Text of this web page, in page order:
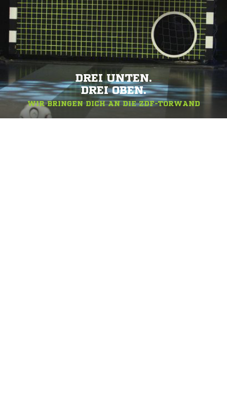
DREI UNTEN.
DREI OBEN.
WIR BRINGEN DICH AN DIE ZDF-TORWAND